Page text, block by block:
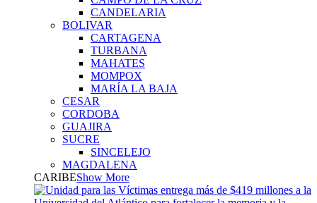
CANDELARIA
BOLIVAR
CARTAGENA
TURBANA
MAHATES
MOMPOX
MARÍA LA BAJA
CESAR
CORDOBA
GUAJIRA
SUCRE
SINCELEJO
MAGDALENA
CARIBEShow More